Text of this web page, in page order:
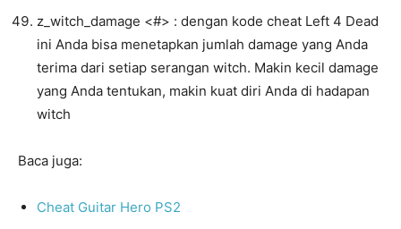
z_witch_damage <#> : dengan kode cheat Left 4 Dead
ini Anda bisa menetapkan jumlah damage yang Anda
terima dari setiap serangan witch. Makin kecil damage
yang Anda tentukan, makin kuat diri Anda di hadapan
witch
Baca juga:
Cheat Guitar Hero PS2